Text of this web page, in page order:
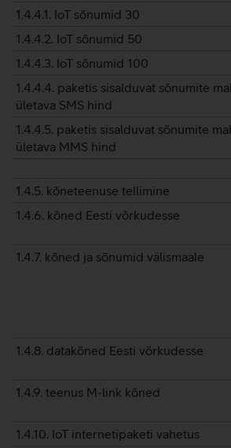
1.4.4.1. IoT sõnumid 30
1.4.4.2. IoT sõnumid 50
1.4.4.3. IoT sõnumid 100
1.4.4.4. paketis sisalduvat sõnumite
ületava SMS hind
1.4.4.5. paketis sisalduvat sõnumite
ületava MMS hind
1.4.5. kõneteenuse tellimine
1.4.6. kõned Eesti võrkudesse
1.4.7. kõned ja sõnumid välismaale
1.4.8. datakõned Eesti võrkudesse
1.4.9. teenus M-link kõned
1.4.10. IoT internetipaketi vahetus